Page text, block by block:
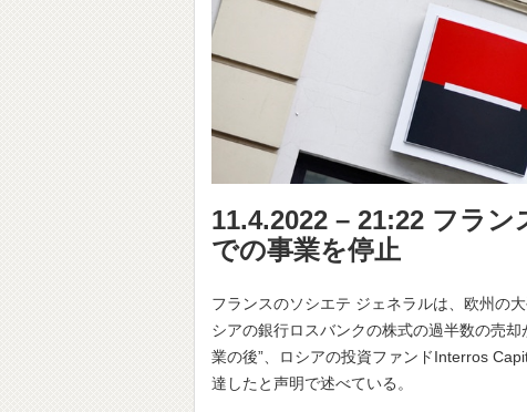
11.4.2022 – 21:22 フラ
での事業を停止
フランスのソシエテ ジェネラルは、欧州の
シアの銀行ロスバンクの株式の過半数の売
業の後”、ロシアの投資ファンドInterros
達したと声明で述べている。